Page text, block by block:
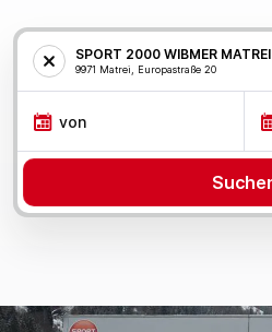
SPORT 2000 WIBMER MATREI
9971 Matrei, Europastraße 20
von